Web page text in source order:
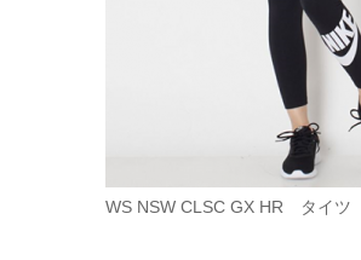
WS NSW CLSC GX HR タイ